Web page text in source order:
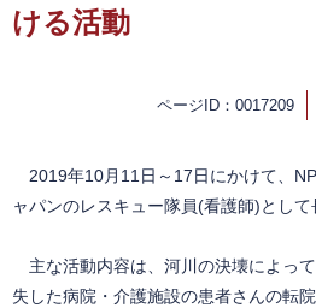
ける活動
ページID：0017209
2019年10月11日～17日にかけて、
ャパンのレスキュー隊員(看護師)として
主な活動内容は、河川の決壊によっ
失した病院・介護施設の患者さんの転